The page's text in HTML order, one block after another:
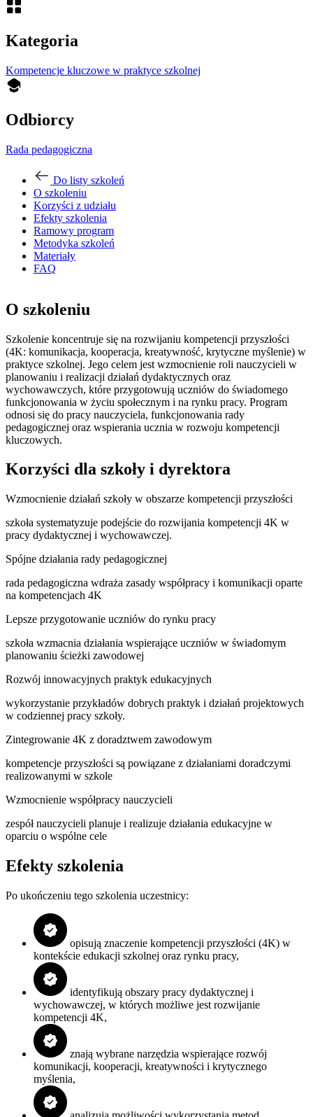
Kategoria
Kompetencje kluczowe w praktyce szkolnej
Odbiorcy
Rada pedagogiczna
Do listy szkoleń
O szkoleniu
Korzyści z udziału
Efekty szkolenia
Ramowy program
Metodyka szkoleń
Materiały
FAQ
O szkoleniu
Szkolenie koncentruje się na rozwijaniu kompetencji przyszłości
(4K: komunikacja, kooperacja, kreatywność, krytyczne myślenie) w
praktyce szkolnej. Jego celem jest wzmocnienie roli nauczycieli w
planowaniu i realizacji działań dydaktycznych oraz
wychowawczych, które przygotowują uczniów do świadomego
funkcjonowania w życiu społecznym i na rynku pracy. Program
odnosi się do pracy nauczyciela, funkcjonowania rady
pedagogicznej oraz wspierania ucznia w rozwoju kompetencji
kluczowych.
Korzyści dla szkoły i dyrektora
Wzmocnienie działań szkoły w obszarze kompetencji przyszłości
szkoła systematyzuje podejście do rozwijania kompetencji 4K w
pracy dydaktycznej i wychowawczej.
Spójne działania rady pedagogicznej
rada pedagogiczna wdraża zasady współpracy i komunikacji oparte
na kompetencjach 4K
Lepsze przygotowanie uczniów do rynku pracy
szkoła wzmacnia działania wspierające uczniów w świadomym
planowaniu ścieżki zawodowej
Rozwój innowacyjnych praktyk edukacyjnych
wykorzystanie przykładów dobrych praktyk i działań projektowych
w codziennej pracy szkoły.
Zintegrowanie 4K z doradztwem zawodowym
kompetencje przyszłości są powiązane z działaniami doradczymi
realizowanymi w szkole
Wzmocnienie współpracy nauczycieli
zespół nauczycieli planuje i realizuje działania edukacyjne w
oparciu o wspólne cele
Efekty szkolenia
Po ukończeniu tego szkolenia uczestnicy:
opisują znaczenie kompetencji przyszłości (4K) w
kontekście edukacji szkolnej oraz rynku pracy,
identyfikują obszary pracy dydaktycznej i
wychowawczej, w których możliwe jest rozwijanie
kompetencji 4K,
znają wybrane narzędzia wspierające rozwój
komunikacji, kooperacji, kreatywności i krytycznego
myślenia,